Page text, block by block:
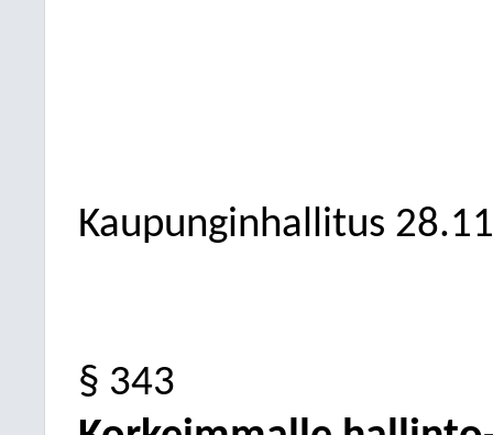
Kaupunginhallitus
§ 343